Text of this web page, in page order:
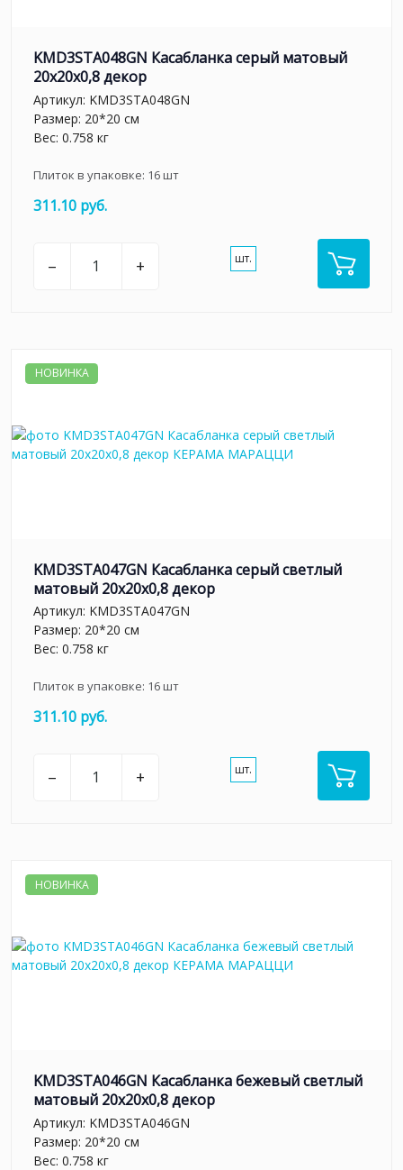
KMD3STA048GN Касабланка серый матовый
20x20x0,8 декор
Артикул: KMD3STA048GN
Размер: 20*20 см
Вес: 0.758 кг
Плиток в упаковке: 16шт
311.10 руб.
– + шт.
НОВИНКА
KMD3STA047GN Касабланка серый светлый
матовый 20x20x0,8 декор
Артикул: KMD3STA047GN
Размер: 20*20 см
Вес: 0.758 кг
Плиток в упаковке: 16шт
311.10 руб.
– + шт.
НОВИНКА
KMD3STA046GN Касабланка бежевый светлый
матовый 20x20x0,8 декор
Артикул: KMD3STA046GN
Размер: 20*20 см
Вес: 0.758 кг